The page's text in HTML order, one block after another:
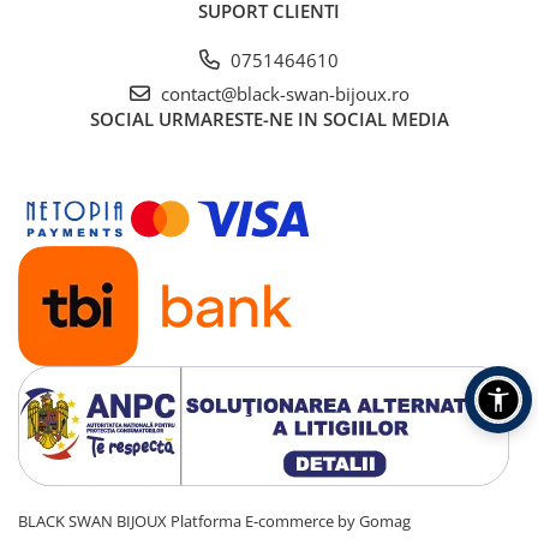
SUPORT CLIENTI
0751464610
contact@black-swan-bijoux.ro
SOCIAL URMARESTE-NE IN SOCIAL MEDIA
BLACK SWAN BIJOUX Platforma E-commerce by Gomag